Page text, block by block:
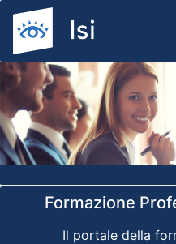
Previous
Formazione
Il portale della